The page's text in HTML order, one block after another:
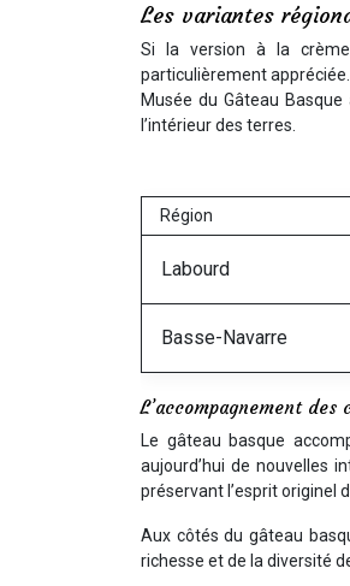
Les variantes
Si la version à la
particulièrement
Musée du Gâteau
l’intérieur des terres.
Région
Labourd
Basse-Navarre
L’accompagnement
Le gâteau basque
aujourd’hui de nouvelles
préservant l’esprit originel
Aux côtés du gâteau
richesse et de la diversité